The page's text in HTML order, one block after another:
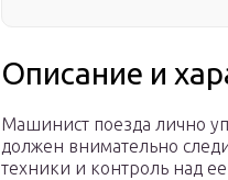
Описание и
Машинист поезда лично
должен внимательно
техники и контроль над